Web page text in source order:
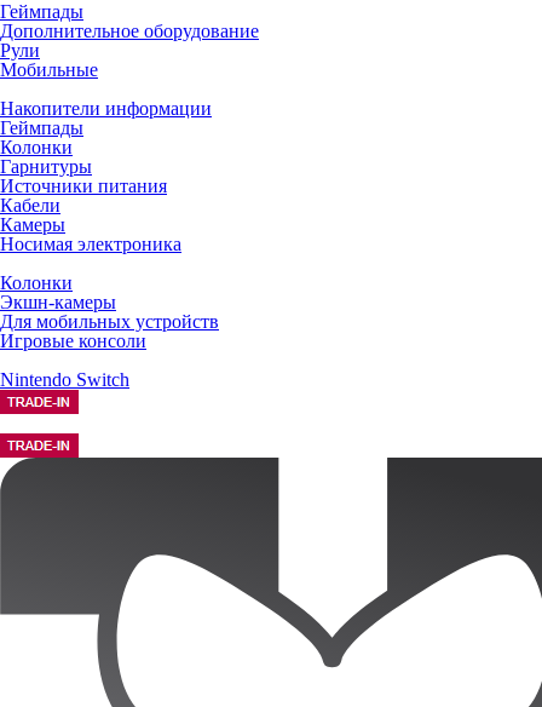
Геймпады
Дополнительное оборудование
Рули
Мобильные
Накопители информации
Геймпады
Колонки
Гарнитуры
Источники питания
Кабели
Камеры
Носимая электроника
Колонки
Экшн-камеры
Для мобильных устройств
Игровые консоли
Nintendo Switch